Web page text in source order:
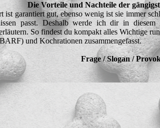
Die Vorteile und Nachteile der
ist garantiert gut, ebenso wenig ist sie immer
passt. Deshalb werde ich dir in
So findest du kompakt alles Wichtige
und Kochrationen zusammengefasst.
Frage / Slogan /